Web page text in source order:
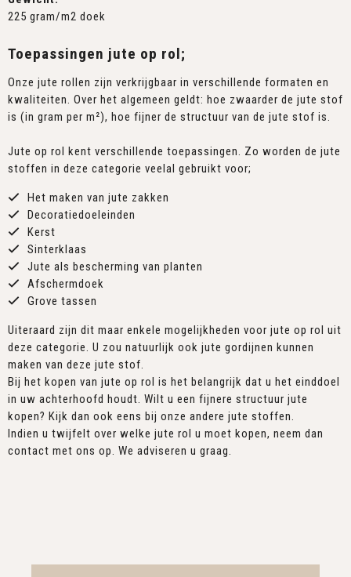
225 gram/m2 doek
Toepassingen jute op rol;
Onze jute rollen zijn verkrijgbaar in verschillende formaten en
kwaliteiten. Over het algemeen geldt: hoe zwaarder de jute stof
is (in gram per m²), hoe fijner de structuur van de jute stof is.
Jute op rol kent verschillende toepassingen. Zo worden de jute
stoffen in deze categorie veelal gebruikt voor;
Het maken van jute zakken
Decoratiedoeleinden
Kerst
Sinterklaas
Jute als bescherming van planten
Afschermdoek
Grove tassen
Uiteraard zijn dit maar enkele mogelijkheden voor jute op rol uit
deze categorie. U zou natuurlijk ook jute gordijnen kunnen
maken van deze jute stof.
Bij het kopen van jute op rol is het belangrijk dat u het einddoel
in uw achterhoofd houdt. Wilt u een fijnere structuur jute
kopen? Kijk dan ook eens bij onze andere jute stoffen.
Indien u twijfelt over welke jute rol u moet kopen, neem dan
contact met ons op. We adviseren u graag.